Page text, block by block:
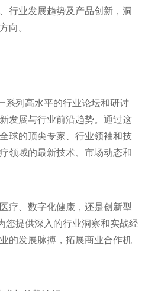
行业发展趋势及产品创新，洞
向。
系列高水平的行业论坛和研讨
发展与行业前沿趋势。通过这
球的顶尖专家、行业领袖和技
领域的最新技术、市场动态和
疗、数字化健康，还是创新型
您提供深入的行业洞察和实战经
的发展脉搏，拓展商业合作机